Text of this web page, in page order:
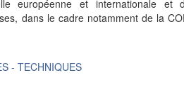
européenne et internationale et
dans le cadre notamment de la
- TECHNIQUES